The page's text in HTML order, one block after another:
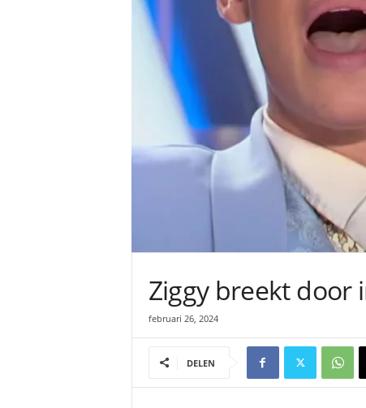
Ziggy breekt door
februari 26, 2024
DELEN